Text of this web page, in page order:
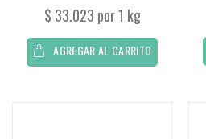
$ 33.023 por 1 kg
AGREGAR AL CARRITO